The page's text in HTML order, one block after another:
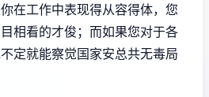
在工作中表现得从容得体，您
相看的才俊；而如果您对于各
定就能察觉国家安总共无毒局